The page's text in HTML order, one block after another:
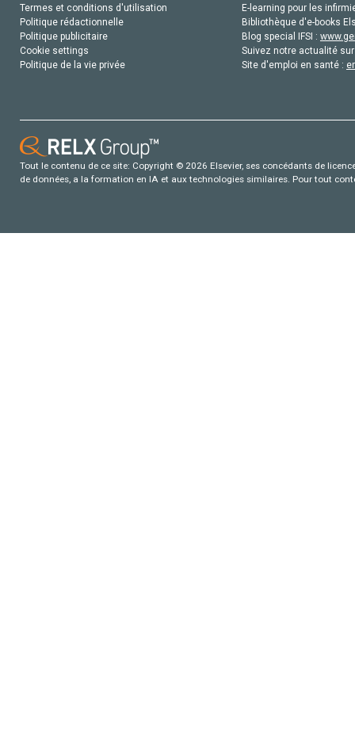
Termes et conditions d'utilisation
Politique rédactionnelle
Politique publicitaire
Cookie settings
Politique de la vie privée
E-learning pour les
Bibliothèque d'e-books
Blog special IFSI :
Suivez notre actualité
Site d'emploi en santé :
Tout le contenu de ce site: Copyright © 2026 Elsevier, ses concédants de
de données, a la formation en IA et aux technologies similaires. Pour tout